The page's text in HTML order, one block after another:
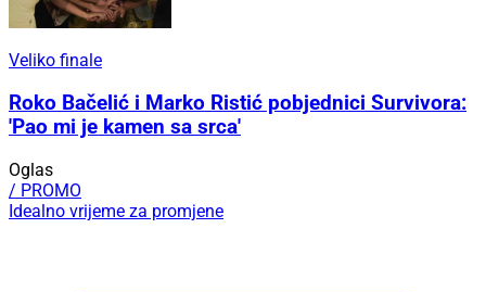
Veliko finale
Roko Bačelić i Marko Ristić pobjednici Survivora:
'Pao mi je kamen sa srca'
Oglas
/ PROMO
Idealno vrijeme za promjene